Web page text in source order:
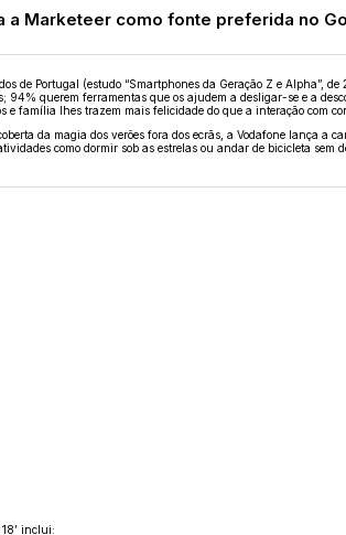
a Marketeer como fonte preferida no
de Portugal (estudo “Smartphones da Geração Z e Alpha”,
94% querem ferramentas que os ajudem a desligar-se e a
e família lhes trazem mais felicidade do que a interação com
da magia dos verões fora dos ecrãs, a Vodafone lança a
como dormir sob as estrelas ou andar de bicicleta sem
18’ inclui: